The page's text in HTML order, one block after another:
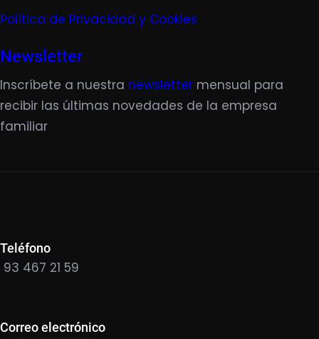
Política de Privacidad y Cookies
Newsletter
Inscríbete a nuestra newsletter mensual para
recibir las últimas novedades de la empresa
familiar
Teléfono
93 467 21 59
Correo electrónico